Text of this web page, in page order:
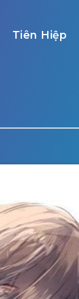
Tiên Hiệp